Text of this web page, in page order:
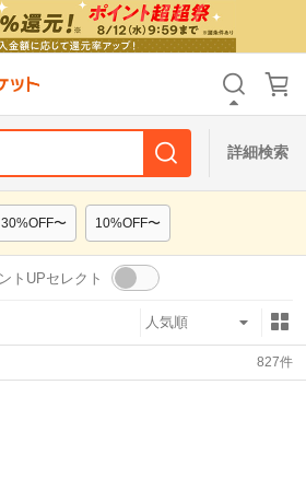
詳細検索
30%OFF〜 10%OFF〜
トUPセレクト
827件
すべて
すべて
すべて
タイムセール
て ポイントUPセレクトのみ
リセット
すべて
すべて
すべて
タイムセール
て ポイントUPセレクトのみ